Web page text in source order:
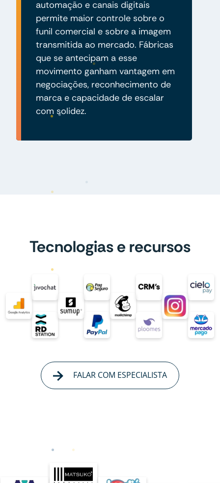
automação e canais digitais
permite maior controle sobre o
funil comercial e sobre a imagem
transmitida ao mercado. Fábricas
que se antecipam a esse
movimento ganham vantagem em
negociações, reconhecimento de
marca e capacidade de escalar
com solidez.
Tecnologias e recursos
FALAR COM ESPECIALISTA